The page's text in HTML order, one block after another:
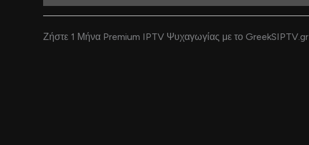
Ζήστε 1 Μήνα Premium IPTV Ψυχαγωγίας με το GreekSIPTV.gr